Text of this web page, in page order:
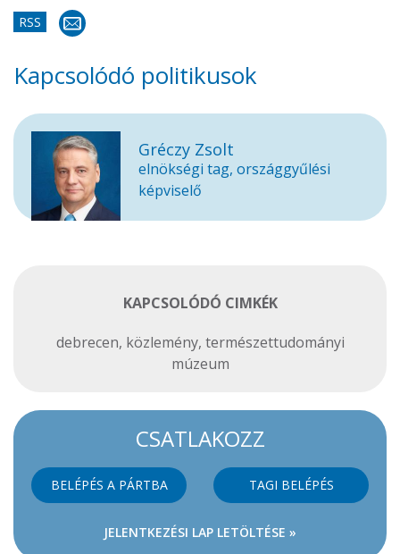
RSS
Kapcsolódó politikusok
Gréczy Zsolt
elnökségi tag, országgyűlési
képviselő
KAPCSOLÓDÓ CIMKÉK
debrecen, közlemény, természettudományi
múzeum
CSATLAKOZZ
BELÉPÉS A PÁRTBA TAGI BELÉPÉS
JELENTKEZÉSI LAP LETÖLTÉSE »